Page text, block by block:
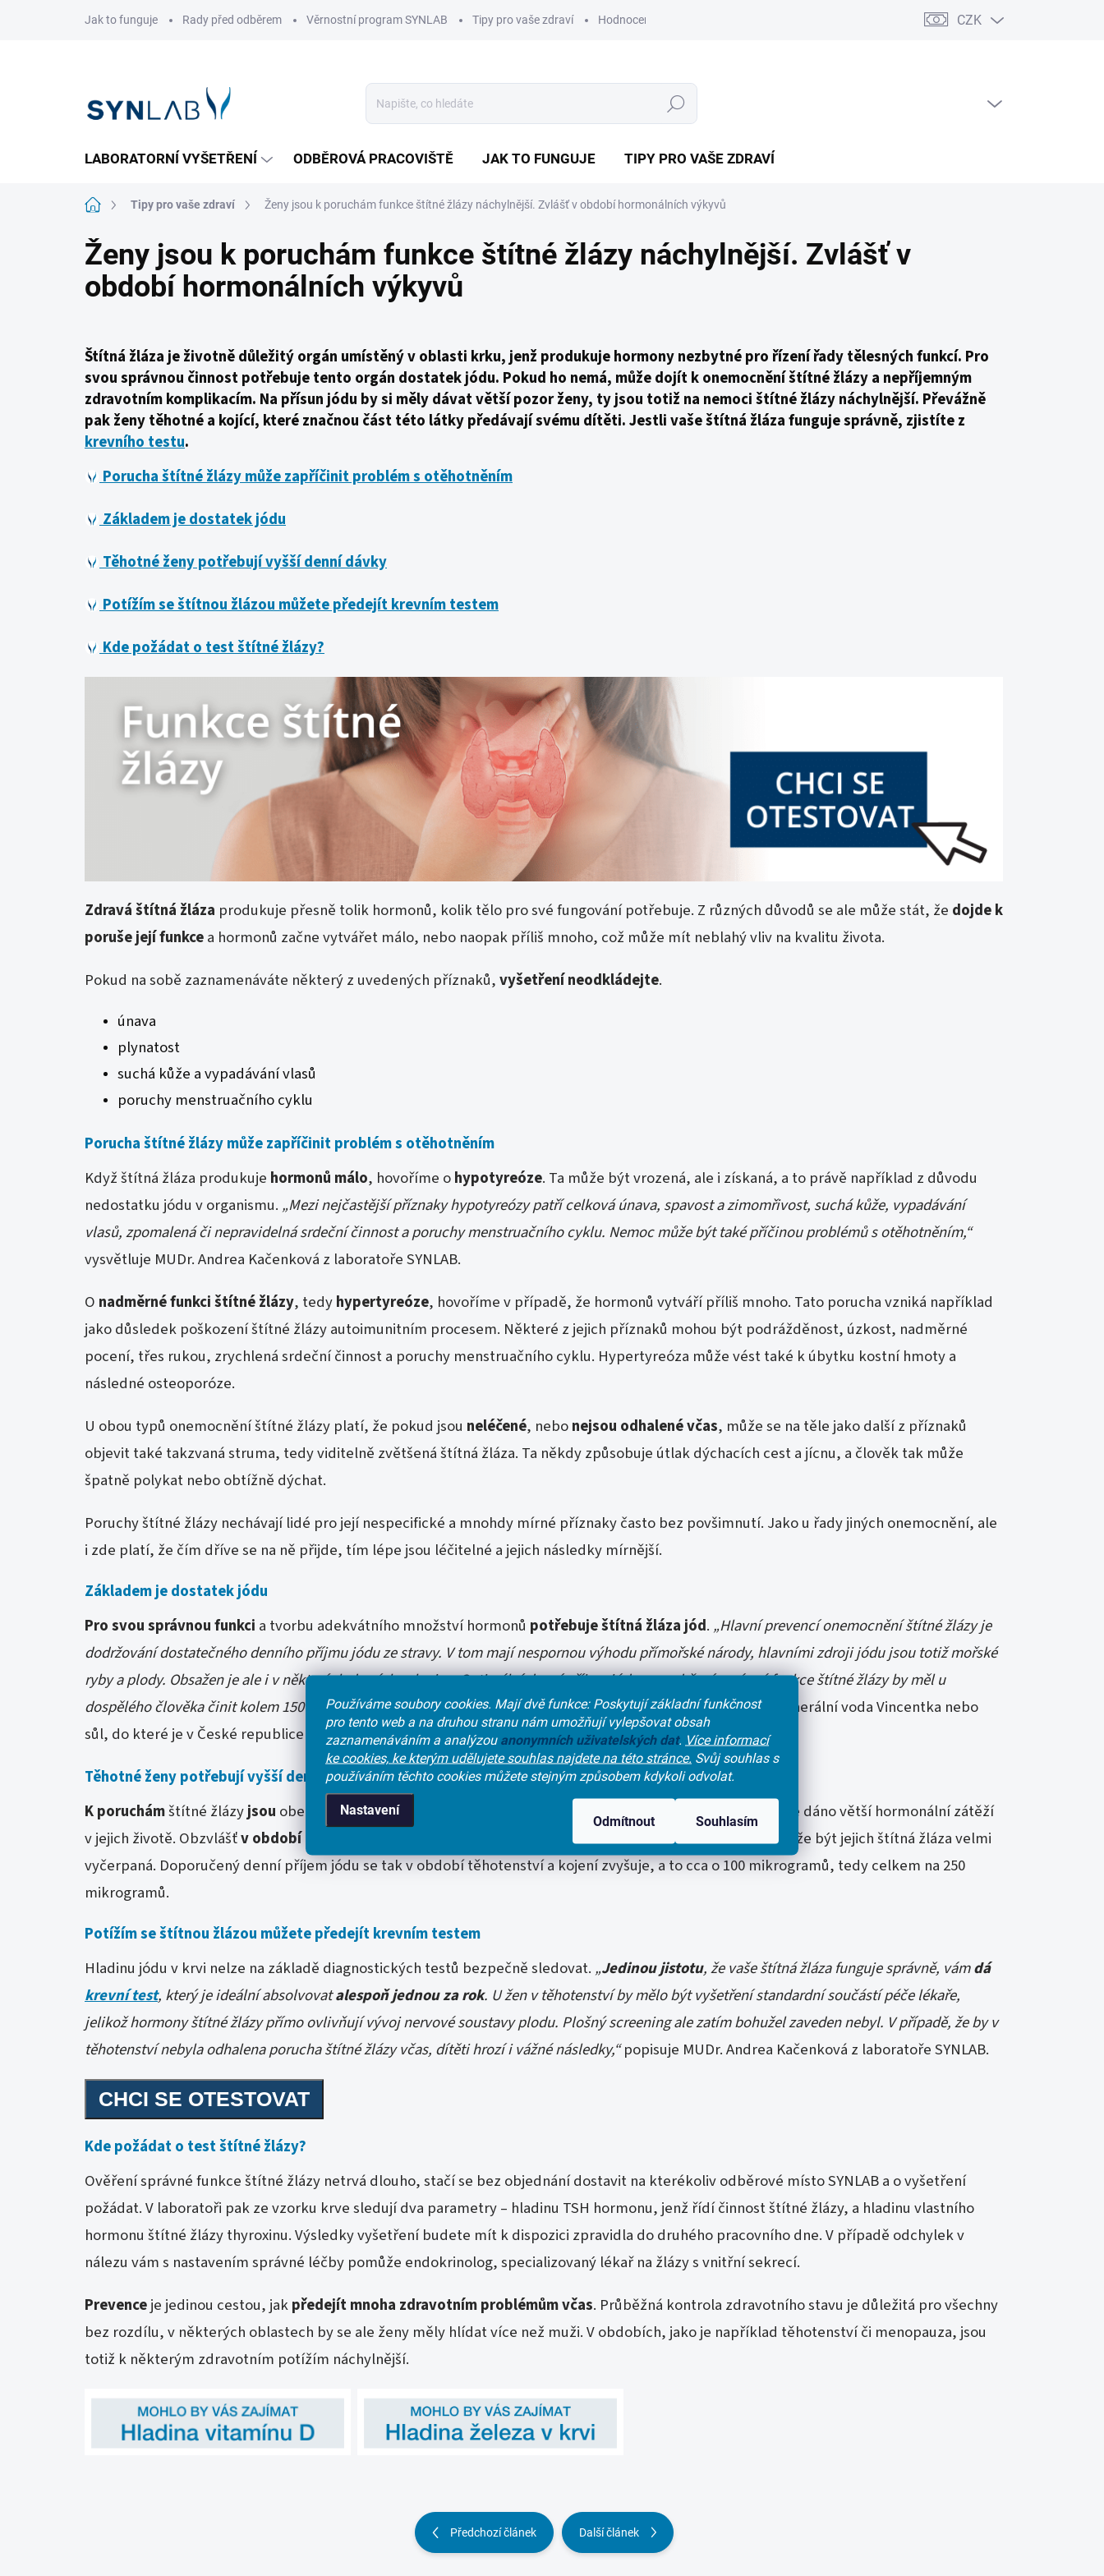
Používáme soubory cookies. Mají dvě funkce: Poskytují základní funkčnost
pro tento web a na druhou stranu nám umožňují vylepšovat obsah
zaznamenáváním a analýzou anonymních uživatelských dat. Více informací
ke cookies, ke kterým udělujete souhlas najdete na této stránce. Svůj souhlas s
používáním těchto cookies můžete stejným způsobem kdykoli odvolat.
Nastavení
Odmítnout Souhlasím
Jak to funguje Rady před odběrem Věrnostní program SYNLAB Tipy pro vaše zdraví Hodnocení obchodu CZK
Hledat
LABORATORNÍ VYŠETŘENÍ ODBĚROVÁ PRACOVIŠTĚ JAK TO FUNGUJE TIPY PRO VAŠE ZDRAVÍ
Domů Tipy pro vaše zdraví Ženy jsou k poruchám funkce štítné žlázy náchylnější. Zvlášť v období hormonálních výkyvů
Ženy jsou k poruchám funkce štítné žlázy náchylnější. Zvlášť v
období hormonálních výkyvů
Štítná žláza je životně důležitý orgán umístěný v oblasti krku, jenž produkuje hormony nezbytné pro řízení řady tělesných funkcí. Pro
svou správnou činnost potřebuje tento orgán dostatek jódu. Pokud ho nemá, může dojít k onemocnění štítné žlázy a nepříjemným
zdravotním komplikacím. Na přísun jódu by si měly dávat větší pozor ženy, ty jsou totiž na nemoci štítné žlázy náchylnější. Převážně
pak ženy těhotné a kojící, které značnou část této látky předávají svému dítěti. Jestli vaše štítná žláza funguje správně, zjistíte z
krevního testu.
Porucha štítné žlázy může zapříčinit problém s otěhotněním
Základem je dostatek jódu
Těhotné ženy potřebují vyšší denní dávky
Potížím se štítnou žlázou můžete předejít krevním testem
Kde požádat o test štítné žlázy?
Zdravá štítná žláza produkuje přesně tolik hormonů, kolik tělo pro své fungování potřebuje. Z různých důvodů se ale může stát, že dojde k
poruše její funkcea hormonů začne vytvářet málo, nebo naopak příliš mnoho, což může mít neblahý vliv na kvalitu života.
Pokud na sobě zaznamenáváte některý z uvedených příznaků,vyšetření neodkládejte.
únava
plynatost
suchá kůže a vypadávání vlasů
poruchy menstruačního cyklu
Porucha štítné žlázy může zapříčinit problém s otěhotněním
Když štítná žláza produkuje hormonů málo, hovoříme ohypotyreóze. Ta může být vrozená, ale i získaná, a to právě například z důvodu
nedostatku jódu v organismu. „Mezi nejčastější příznaky hypotyreózy patří celková únava, spavost a zimomřivost, suchá kůže, vypadávání
vlasů, zpomalená či nepravidelná srdeční činnost a poruchy menstruačního cyklu. Nemoc může být také příčinou problémů s otěhotněním,“
vysvětluje MUDr. Andrea Kačenková z laboratoře SYNLAB.
O nadměrné funkci štítné žlázy, tedyhypertyreóze, hovoříme v případě, že hormonů vytváří příliš mnoho. Tato porucha vzniká například
jako důsledek poškození štítné žlázy autoimunitním procesem. Některé z jejich příznaků mohou být podrážděnost, úzkost, nadměrné
pocení, třes rukou, zrychlená srdeční činnost a poruchy menstruačního cyklu. Hypertyreóza může vést také k úbytku kostní hmoty a
následné osteoporóze.
U obou typů onemocnění štítné žlázy platí, že pokud jsou neléčené, nebonejsou odhalené včas, může se na těle jako další z příznaků
objevit také takzvaná struma, tedy viditelně zvětšená štítná žláza. Ta někdy způsobuje útlak dýchacích cest a jícnu, a člověk tak může
špatně polykat nebo obtížně dýchat.
Poruchy štítné žlázy nechávají lidé pro její nespecifické a mnohdy mírné příznaky často bez povšimnutí. Jako u řady jiných onemocnění, ale
i zde platí, že čím dříve se na ně přijde, tím lépe jsou léčitelné a jejich následky mírnější.
Základem je dostatek jódu
Pro svou správnou funkci a tvorbu adekvátního množství hormonů potřebuje štítná žláza jód. „Hlavní prevencí onemocnění štítné žlázy je
dodržování dostatečného denního příjmu jódu ze stravy. V tom mají nespornou výhodu přímořské národy, hlavními zdroji jódu jsou totiž mořské
ryby a plody. Obsažen je ale i v některých druzích zeleniny. Optimální denní příjem jódu pro udržení správné funkce štítné žlázy by měl u
dospělého člověka činit kolem 150 mikrogramů,“říká MUDr. Kačenková. Jód ve větším množství obsahuje i minerální voda Vincentka nebo
sůl, do které je v České republice tato látka přidávána.
Těhotné ženy potřebují vyšší denní dávky
K poruchámštítné žlázyjsou obecně náchylnější ženy osmkrát větší než u mužů
. To je dáno větší hormonální zátěží
v jejich životě. Obzvlášťv období těhotenství a menopauzy
, kdy se hladina hormonů v těle rychle mění, může být jejich štítná žláza velmi
vyčerpaná. Doporučený denní příjem jódu se tak v období těhotenství a kojení zvyšuje, a to cca o 100 mikrogramů, tedy celkem na 250
mikrogramů.
Potížím se štítnou žlázou můžete předejít krevním testem
Hladinu jódu v krvi nelze na základě diagnostických testů bezpečně sledovat. „Jedinou jistotu, že vaše štítná žláza funguje správně, vámdá
krevní test, který je ideální absolvovatalespoň jednou za rok. U žen v těhotenství by mělo být vyšetření standardní součástí péče lékaře,
jelikož hormony štítné žlázy přímo ovlivňují vývoj nervové soustavy plodu. Plošný screening ale zatím bohužel zaveden nebyl. V případě, že by v
těhotenství nebyla odhalena porucha štítné žlázy včas, dítěti hrozí i vážné následky,“popisuje MUDr. Andrea Kačenková z laboratoře SYNLAB.
CHCI SE OTESTOVAT
Kde požádat o test štítné žlázy?
Ověření správné funkce štítné žlázy netrvá dlouho, stačí se bez objednání dostavit na kterékoliv odběrové místo SYNLAB a o vyšetření
požádat. V laboratoři pak ze vzorku krve sledují dva parametry – hladinu TSH hormonu, jenž řídí činnost štítné žlázy, a hladinu vlastního
hormonu štítné žlázy thyroxinu. Výsledky vyšetření budete mít k dispozici zpravidla do druhého pracovního dne. V případě odchylek v
nálezu vám s nastavením správné léčby pomůže endokrinolog, specializovaný lékař na žlázy s vnitřní sekrecí.
Prevenceje jedinou cestou, jakpředejít mnoha zdravotním problémům včas. Průběžná kontrola zdravotního stavu je důležitá pro všechny
bez rozdílu, v některých oblastech by se ale ženy měly hlídat více než muži. V obdobích, jako je například těhotenství či menopauza, jsou
totiž k některým zdravotním potížím náchylnější.
Předchozí článek Další článek